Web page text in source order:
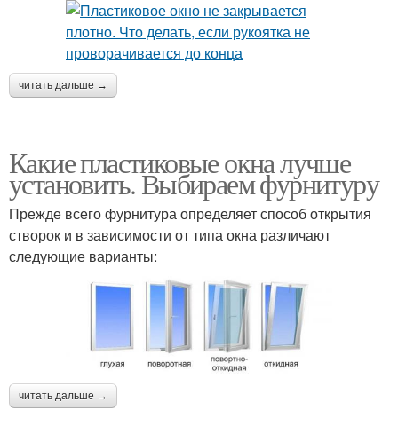
читать дальше →
Какие пластиковые окна лучше
установить. Выбираем фурнитуру
Прежде всего фурнитура определяет способ открытия
створок и в зависимости от типа окна различают
следующие варианты:
читать дальше →